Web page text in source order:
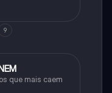
9
que mais caem